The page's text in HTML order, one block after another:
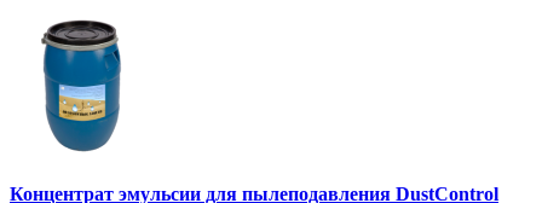
Концентрат эмульсии для пылеподавления DustControl